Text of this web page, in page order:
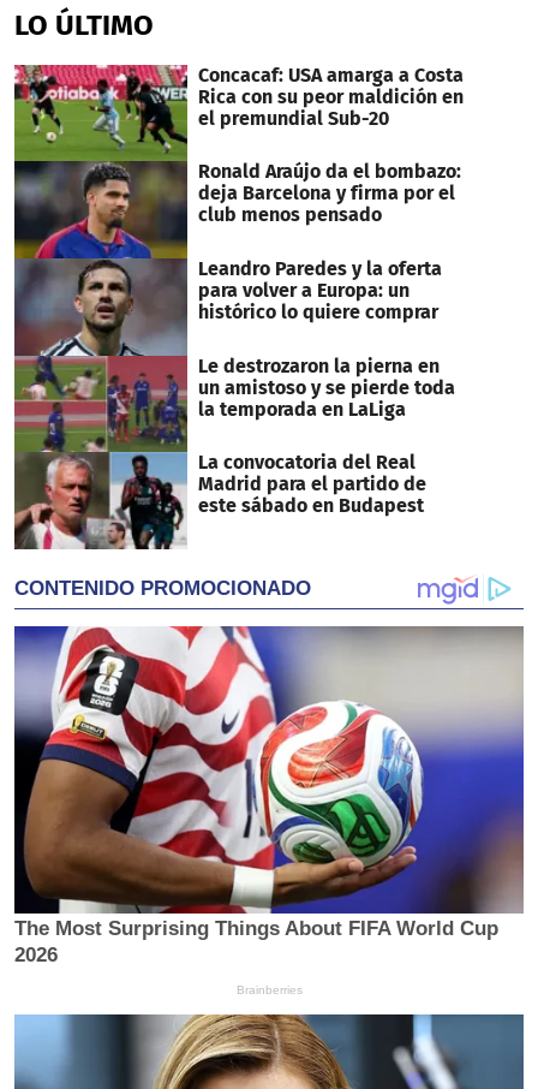
LO ÚLTIMO
Concacaf: USA amarga a Costa
Rica con su peor maldición en
el premundial Sub-20
Ronald Araújo da el bombazo:
deja Barcelona y firma por el
club menos pensado
Leandro Paredes y la oferta
para volver a Europa: un
histórico lo quiere comprar
Le destrozaron la pierna en
un amistoso y se pierde toda
la temporada en LaLiga
La convocatoria del Real
Madrid para el partido de
este sábado en Budapest